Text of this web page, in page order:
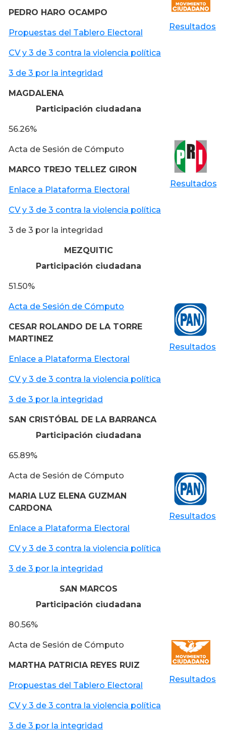
PEDRO HARO OCAMPO
Propuestas del Tablero Electoral
CV y 3 de 3 contra la violencia política
3 de 3 por la integridad
Resultados
MAGDALENA
Participación ciudadana
56.26%
Acta de Sesión de Cómputo
MARCO TREJO TELLEZ GIRON
Enlace a Plataforma Electoral
CV y 3 de 3 contra la violencia política
3 de 3 por la integridad
Resultados
MEZQUITIC
Participación ciudadana
51.50%
Acta de Sesión de Cómputo
CESAR ROLANDO DE LA TORRE
MARTINEZ
Enlace a Plataforma Electoral
CV y 3 de 3 contra la violencia política
3 de 3 por la integridad
Resultados
SAN CRISTÓBAL DE LA BARRANCA
Participación ciudadana
65.89%
Acta de Sesión de Cómputo
MARIA LUZ ELENA GUZMAN
CARDONA
Enlace a Plataforma Electoral
CV y 3 de 3 contra la violencia política
3 de 3 por la integridad
Resultados
SAN MARCOS
Participación ciudadana
80.56%
Acta de Sesión de Cómputo
MARTHA PATRICIA REYES RUIZ
Propuestas del Tablero Electoral
CV y 3 de 3 contra la violencia política
3 de 3 por la integridad
Resultados